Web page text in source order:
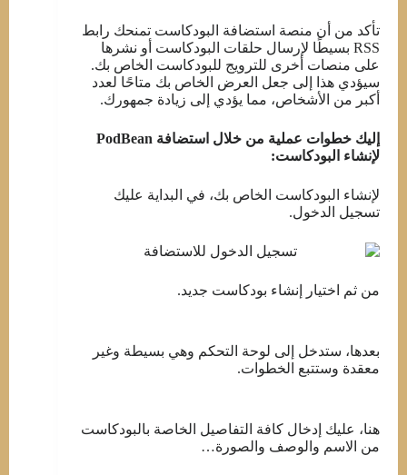
تأكد من أن منصة استضافة البودكاست تمنحك رابط
RSS بسيطًا لإرسال حلقات البودكاست أو نشرها
على منصات أخرى للترويج للبودكاست الخاص بك.
سيؤدي هذا إلى جعل العرض الخاص بك متاحًا لعدد
أكبر من الأشخاص، مما يؤدي إلى زيادة جمهورك.
إليك خطوات عملية من خلال استضافة PodBean
لإنشاء البودكاست:
لإنشاء البودكاست الخاص بك، في البداية عليك
تسجيل الدخول.
من ثم اختيار إنشاء بودكاست جديد.
بعدها، ستدخل إلى لوحة التحكم وهي بسيطة وغير
معقدة وستتبع الخطوات.
هنا، عليك إدخال كافة التفاصيل الخاصة بالبودكاست
من الاسم والوصف والصورة…